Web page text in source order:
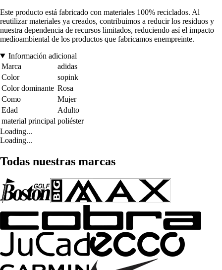
Este producto está fabricado con materiales 100% reciclados. Al
reutilizar materiales ya creados, contribuimos a reducir los residuos y
nuestra dependencia de recursos limitados, reduciendo así el impacto
medioambiental de los productos que fabricamos enempreinte.
Información adicional
Marca
adidas
Color
sopink
Color dominante Rosa
Como
Mujer
Edad
Adulto
material principal poliéster
Loading...
Loading...
Todas nuestras marcas